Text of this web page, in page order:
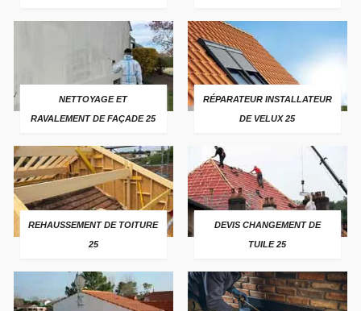
NETTOYAGE ET
RAVALEMENT DE FAÇADE 25
RÉPARATEUR INSTALLATEUR
DE VELUX 25
REHAUSSEMENT DE TOITURE
25
DEVIS CHANGEMENT DE
TUILE 25